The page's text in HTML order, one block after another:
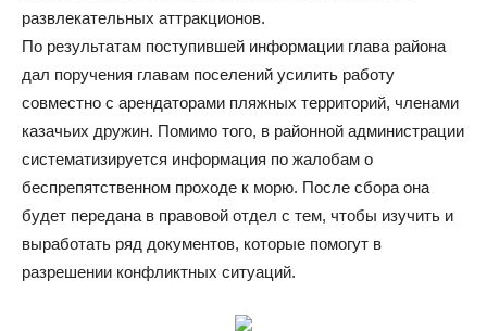
развлекательных аттракционов.
По результатам поступившей информации глава района
дал поручения главам поселений усилить работу
совместно с арендаторами пляжных территорий, членами
казачьих дружин. Помимо того, в районной администрации
систематизируется информация по жалобам о
беспрепятственном проходе к морю. После сбора она
будет передана в правовой отдел с тем, чтобы изучить и
выработать ряд документов, которые помогут в
разрешении конфликтных ситуаций.